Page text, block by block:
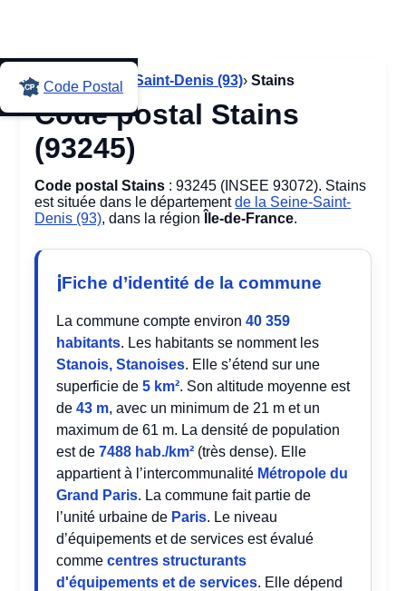
Code Postal
Accueil › Seine-Saint-Denis (93)› Stains
Code postal Stains
(93245)
Code postal Stains : 93245 (INSEE 93072). Stains
est située dans le départementde la Seine-Saint-
Denis (93), dans la région Île-de-France.
Fiche d’identité de la commune
La commune compte environ40 359
habitants. Les habitants se nomment les
Stanois, Stanoises. Elle s’étend sur une
superficie de5 km². Son altitude moyenne est
de43 m, avec un minimum de 21 m et un
maximum de 61 m. La densité de population
est de7488 hab./km² (très dense). Elle
appartient à l’intercommunalité Métropole du
Grand Paris. La commune fait partie de
l’unité urbaine de Paris. Le niveau
d’équipements et de services est évalué
commecentres structurants
d'équipements et de services. Elle dépend